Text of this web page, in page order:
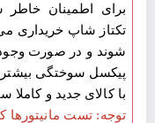
برای اطمینان خاطر
تکتاز شاپ خریداری
شوند و در صورت
با کالای جدید و
توجه: تست مانیتورها